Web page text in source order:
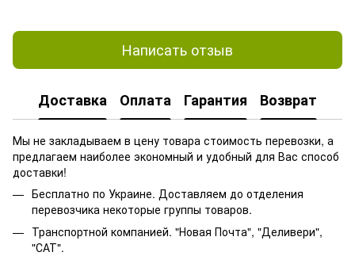
Написать отзыв
Доставка Оплата Гарантия Возврат
Мы не закладываем в цену товара стоимость перевозки, а
предлагаем наиболее экономный и удобный для Вас способ
доставки!
Бесплатно по Украине. Доставляем до отделения
перевозчика некоторые группы товаров.
Транспортной компанией. "Новая Почта", "Деливери",
"САТ".